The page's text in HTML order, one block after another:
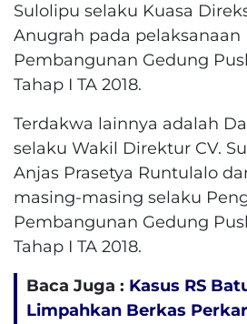
Sulolipu selaku Kuasa
Anugrah pada pelaksanaan
Pembangunan Gedung
Tahap I TA 2018.
Terdakwa lainnya adalah
selaku Wakil Direktur CV.
Anjas Prasetya Runtulalo
masing-masing selaku
Pembangunan Gedung
Tahap I TA 2018.
Baca Juga : Kasus RS
Limpahkan Berkas